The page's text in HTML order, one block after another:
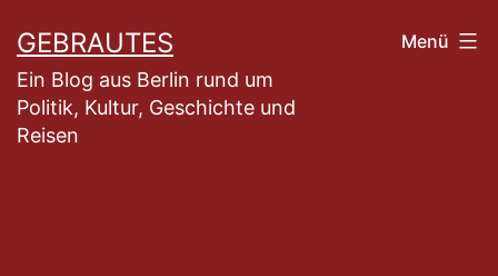
Inhalt
springen
GEBRAUTES
Ein Blog aus Berlin rund um
Politik, Kultur, Geschichte und
Reisen
Menü